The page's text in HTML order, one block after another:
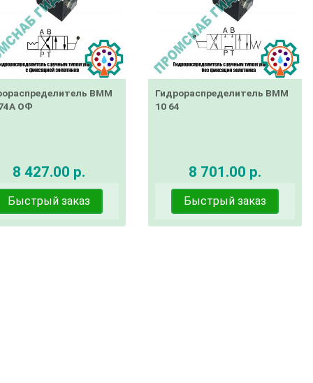
ВММ
ОФ
8 427.00 р.
Быстрый заказ
Гидрораспределитель ВММ
10 64
8 701.00 р.
Быстрый заказ